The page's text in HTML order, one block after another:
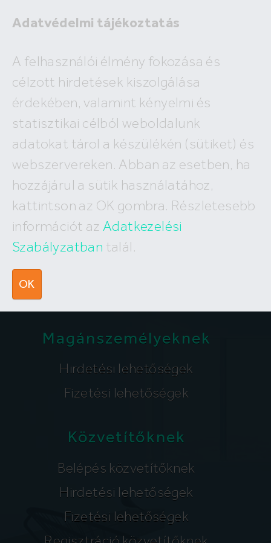
Adatvédelmi tájékoztatás
A felhasználói élmény fokozása és
célzott hirdetések kiszolgálása
érdekében, valamint kényelmi és
statisztikai célból weboldalunk
adatokat tárol a készülékén (sütiket) és
webszervereken. Abban az esetben, ha
hozzájárul a sütik használatához,
kattintson az OK gombra. Részletesebb
információt az Adatkezelési
Szabályzatban talál.
OK
A megadott ingatlan már nem
szerepel az adatbázisunkban!
Hívj minket
+36 (30) 550 5566
Írj nekünk
Magánszemélyeknek
Hirdetési lehetőségek
Fizetési lehetőségek
Közvetítőknek
Belépés közvetítőknek
Hirdetési lehetőségek
Fizetési lehetőségek